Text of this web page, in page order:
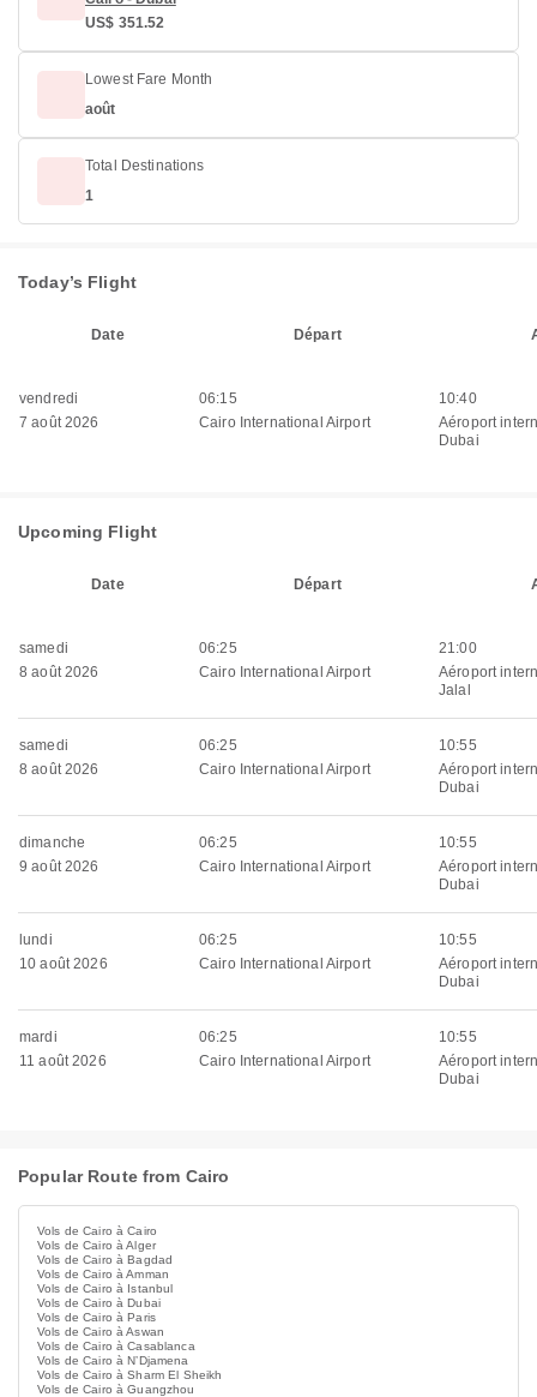
US$ 351.52
Lowest Fare Month
août
Total Destinations
1
Today’s Flight
Date Départ
vendredi
7 août 2026
06:15
Cairo International Airport
10:40
Aéroport
Dubai
Upcoming Flight
Date Départ
samedi
8 août 2026
06:25
Cairo International Airport
21:00
Aéroport
Jalal
samedi
8 août 2026
06:25
Cairo International Airport
10:55
Aéroport
Dubai
dimanche
9 août 2026
06:25
Cairo International Airport
10:55
Aéroport
Dubai
lundi
10 août 2026
06:25
Cairo International Airport
10:55
Aéroport
Dubai
mardi
11 août 2026
06:25
Cairo International Airport
10:55
Aéroport
Dubai
Popular Route from Cairo
Vols de Cairo à Cairo
Vols de Cairo à Alger
Vols de Cairo à Bagdad
Vols de Cairo à Amman
Vols de Cairo à Istanbul
Vols de Cairo à Dubai
Vols de Cairo à Paris
Vols de Cairo à Aswan
Vols de Cairo à Casablanca
Vols de Cairo à NʼDjamena
Vols de Cairo à Sharm El Sheikh
Vols de Cairo à Guangzhou